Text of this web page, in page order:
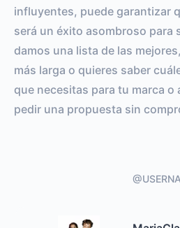
influyentes, puede garantizar
será un éxito asombroso para
damos una lista de las
más larga o quieres saber
que necesitas para tu marca o
pedir una propuesta sin